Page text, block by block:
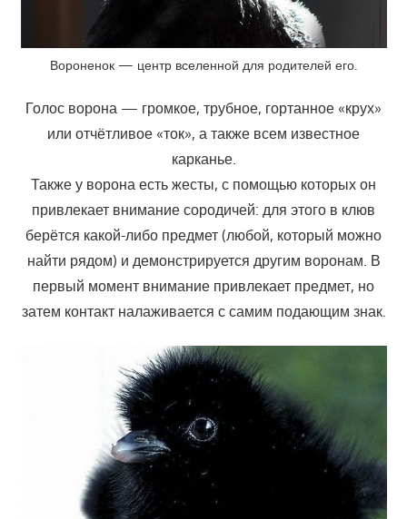
Вороненок — центр вселенной для родителей его.
Голос ворона — громкое, трубное, гортанное «крух»
или отчётливое «ток», а также всем известное
карканье.
Также у ворона есть жесты, с помощью которых он
привлекает внимание сородичей: для этого в клюв
берётся какой-либо предмет (любой, который можно
найти рядом) и демонстрируется другим воронам. В
первый момент внимание привлекает предмет, но
затем контакт налаживается с самим подающим знак.